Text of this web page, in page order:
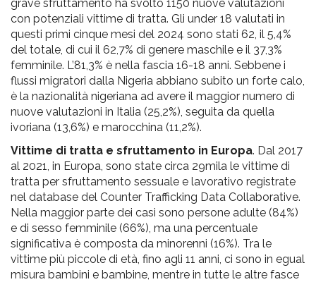
grave sfruttamento ha svolto 1150 nuove valutazioni
con potenziali vittime di tratta. Gli under 18 valutati in
questi primi cinque mesi del 2024 sono stati 62, il 5,4%
del totale, di cui il 62,7% di genere maschile e il 37,3%
femminile. L’81,3% è nella fascia 16-18 anni. Sebbene i
flussi migratori dalla Nigeria abbiano subito un forte calo,
è la nazionalità nigeriana ad avere il maggior numero di
nuove valutazioni in Italia (25,2%), seguita da quella
ivoriana (13,6%) e marocchina (11,2%).
Vittime di tratta e sfruttamento in Europa. Dal 2017
al 2021, in Europa, sono state circa 29mila le vittime di
tratta per sfruttamento sessuale e lavorativo registrate
nel database del Counter Trafficking Data Collaborative.
Nella maggior parte dei casi sono persone adulte (84%)
e di sesso femminile (66%), ma una percentuale
significativa è composta da minorenni (16%). Tra le
vittime più piccole di età, fino agli 11 anni, ci sono in egual
misura bambini e bambine, mentre in tutte le altre fasce